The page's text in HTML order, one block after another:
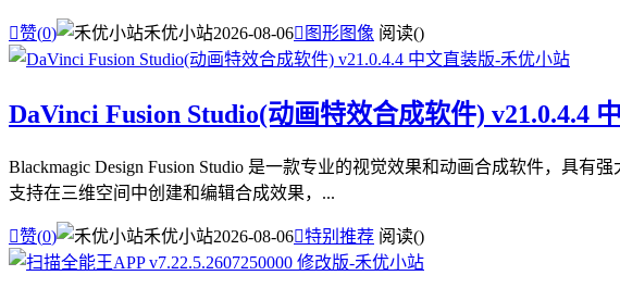
赞(0) 禾优小站2026-08-06 图形图像 阅读()
DaVinci Fusion Studio(动画特效合成软件) v21.0.4.4
Blackmagic Design Fusion Studio 是一款专业的视觉效果和动画合成软件，具
支持在三维空间中创建和编辑合成效果，...
赞(0) 禾优小站2026-08-06特别推荐 阅读()